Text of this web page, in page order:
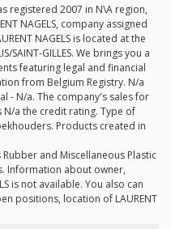
registered 2007 in N\A region,
NAGELS, company assigned
NAGELS is located at the
SAINT-GILLES. We brings you a
featuring legal and financial
from Belgium Registry. N/a
- N/a. The company's sales for
N/a the credit rating. Type of
Products created in
Rubber and Miscellaneous Plastic
Information about owner,
is not available. You also can
positions, location of LAURENT